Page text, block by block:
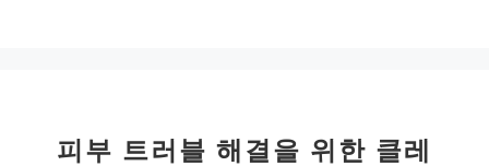
피부 트러블 해결을 위한 클레